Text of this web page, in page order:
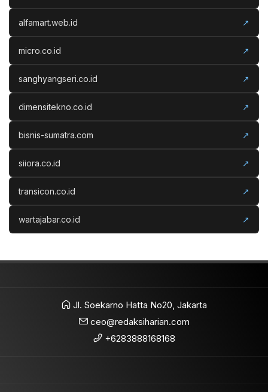
alfamart.web.id ↗
micro.co.id ↗
sanghyangseri.co.id ↗
dimensitekno.co.id ↗
bisnis-sumatra.com ↗
siiora.co.id ↗
transicon.co.id ↗
wartajabar.co.id ↗
Jl. Soekarno Hatta No20, Jakarta
ceo@redaksiharian.com
+6283888168168